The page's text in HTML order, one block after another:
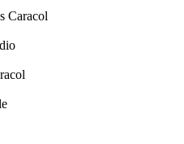
Caracol